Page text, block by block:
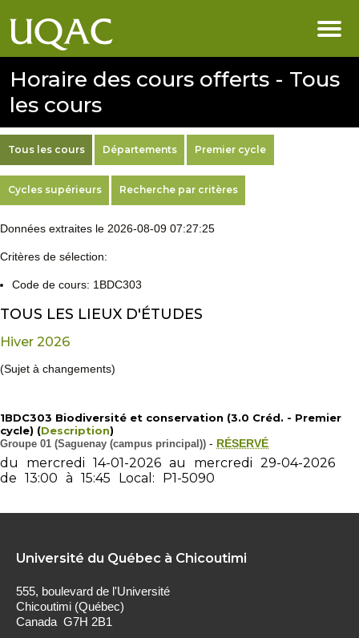
Horaire des cours offerts - Tous
les cours
Tous les cours Départements Premier cycle
Cycles supérieurs Recherche par critères
Données extraites le 2026-08-09 07:27:25
Critères de sélection:
Code de cours: 1BDC303
TOUS LES LIEUX D'ÉTUDES
Hiver 2026
(Sujet à changements)
1BDC303 Biodiversité et conservation (3.0 Créd. - Premier
cycle) (Description)
Groupe 01 (Saguenay (campus principal)) - RÉSERVÉ
du mercredi 14-01-2026 au mercredi 29-04-2026
de 13:00 à 15:45 Local: P1-5090
Université du Québec à Chicoutimi
555, boulevard de l'Université
Chicoutimi (Québec)
Canada G7H 2B1